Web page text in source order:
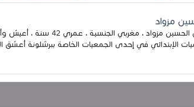
مزواد
إسمي الكامل الحسين
الإبتدائي في إحدى الجمعيات الخاصة ببرشلونة